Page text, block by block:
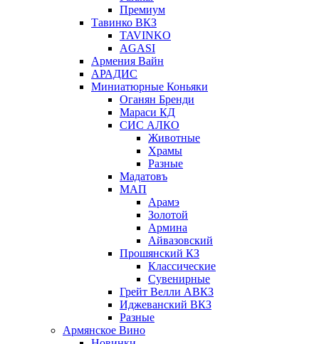
Премиум
Тавинко ВКЗ
TAVINKO
AGASI
Армения Вайн
АРАДИС
Миниатюрные Коньяки
Оганян Бренди
Мараси КД
СИС АЛКО
Животные
Храмы
Разные
Мадатовъ
МАП
Арамэ
Золотой
Армина
Айвазовский
Прошянский КЗ
Классические
Сувенирные
Грейт Велли АВКЗ
Иджеванский ВКЗ
Разные
Армянское Вино